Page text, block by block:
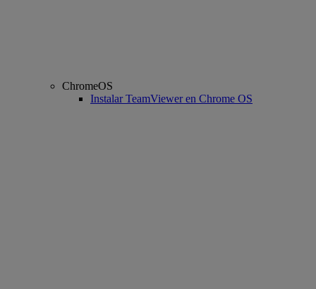
ChromeOS
Instalar TeamViewer en Chrome OS